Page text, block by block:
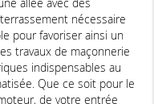
allée avec des
nécessaire
pour favoriser ainsi un
travaux de maçonnerie
indispensables au
Que ce soit pour le
de votre entrée